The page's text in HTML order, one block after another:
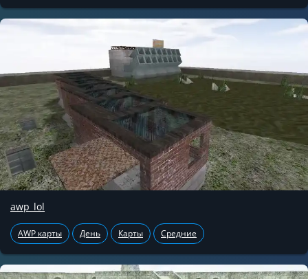
awp_lol
AWP карты День Карты Средние